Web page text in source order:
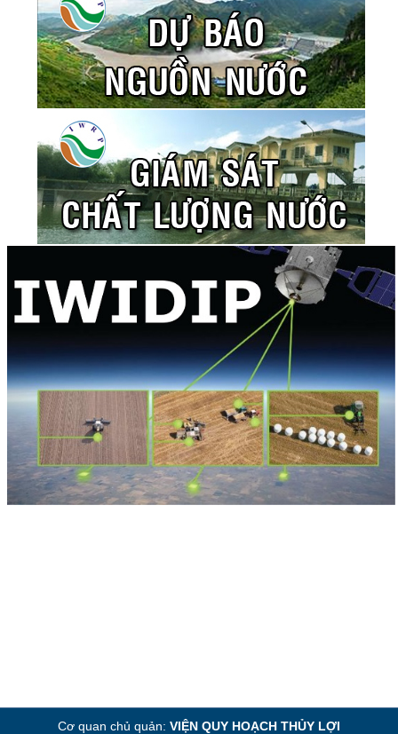
Cơ quan chủ quản: VIỆN QUY HOẠCH THỦY LỢI